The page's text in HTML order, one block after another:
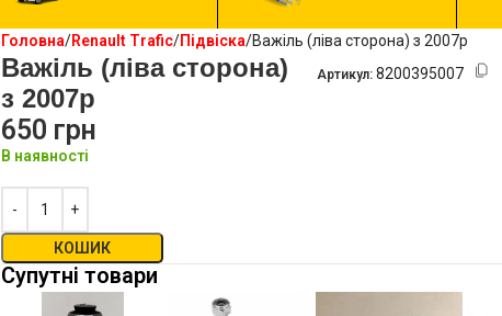
Головна Renault Trafic Підвіска Важіль (ліва сторона) з 2007р
Важіль (ліва сторона)
з 2007р
Артикул: 8200395007
650 грн
В наявності
КОШИК
Супутні товари